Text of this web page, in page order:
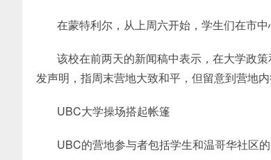
在蒙特利尔，从上周六开始，学生们在市
该校在前两天的新闻稿中表示，在大学政
发声明，指周末营地大致和平，但留意到营地
UBC大学操场搭起帐篷
UBC的营地参与者包括学生和温哥华社区的